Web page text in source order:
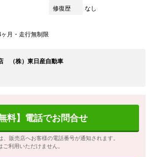
修復歴
なし
月・走行無制限
（株）東日産自動車
無料】電話でお問合せ
、販売店へお客様の電話番号が通知されます。
利用いただけません。